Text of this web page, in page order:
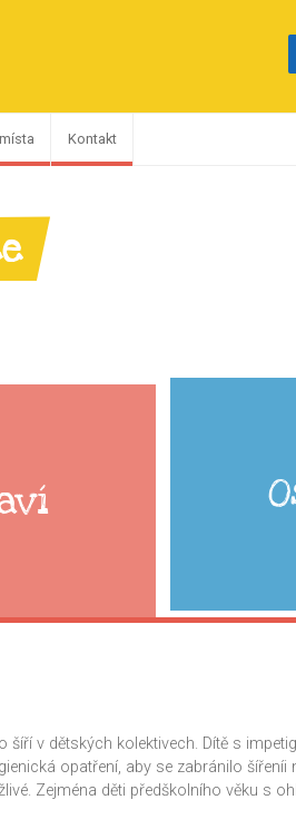
Kontakt
šíří v dětských kolektivech. Dítě s
opatření, aby se zabránilo šířeníi
Zejména děti předškolního věku s